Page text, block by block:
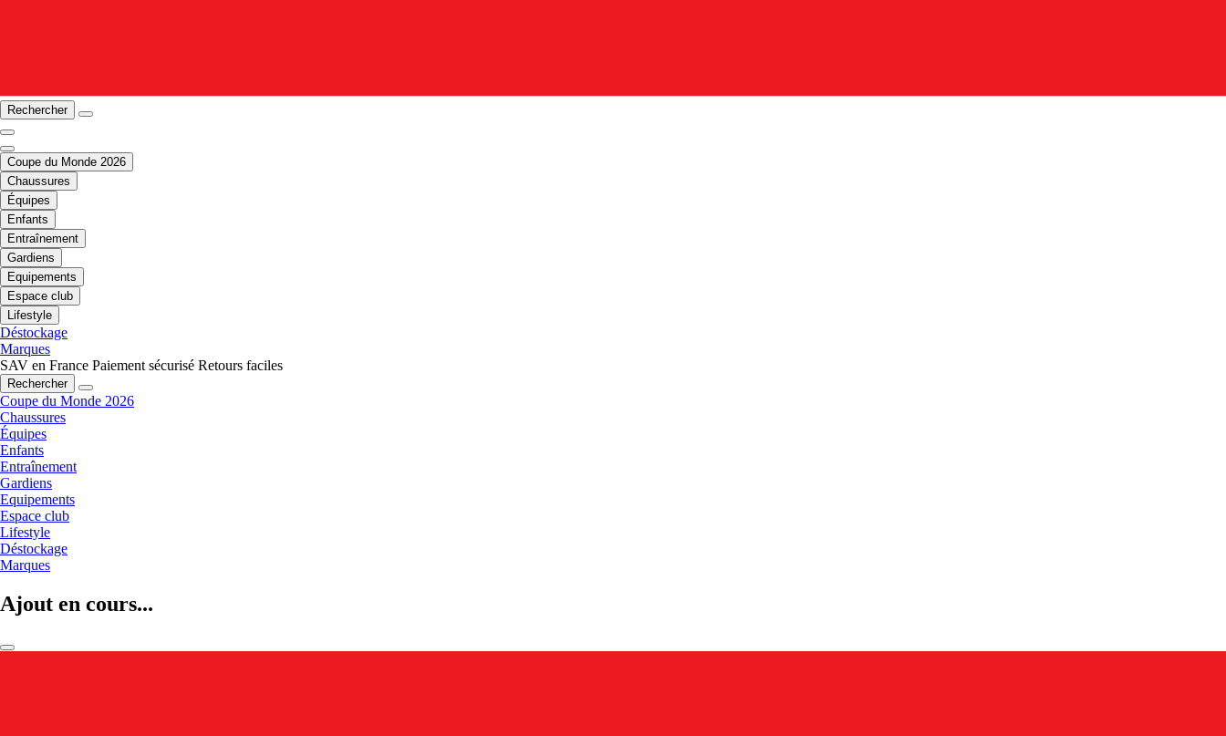
Rechercher
Coupe du Monde 2026
Chaussures
Équipes
Enfants
Entraînement
Gardiens
Equipements
Espace club
Lifestyle
Déstockage
Marques
SAV en France Paiement sécurisé Retours faciles
Rechercher
Coupe du Monde 2026
Chaussures
Équipes
Enfants
Entraînement
Gardiens
Equipements
Espace club
Lifestyle
Déstockage
Marques
Ajout en cours...